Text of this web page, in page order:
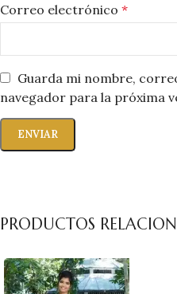
Correo electrónico *
Guarda mi nombre,
navegador para la próxima
PRODUCTOS